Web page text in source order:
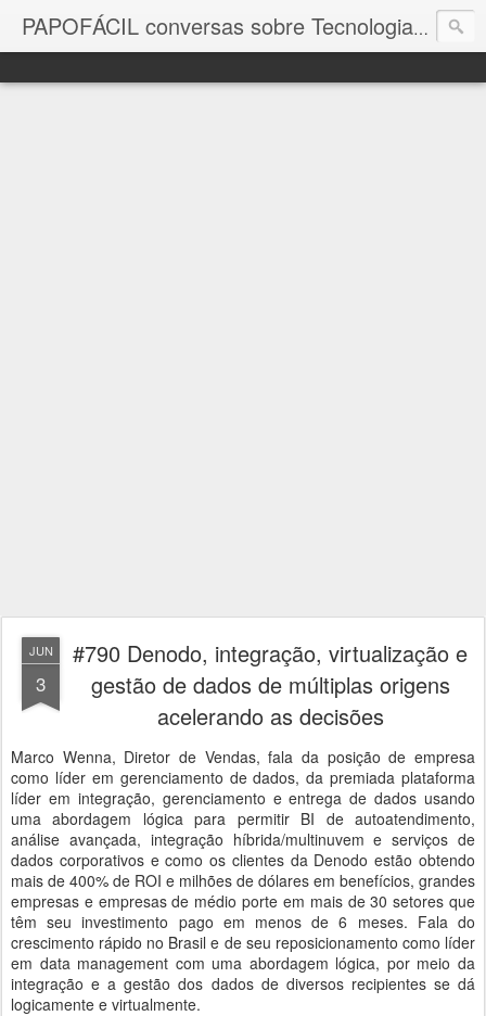
PAPOFÁCIL conversas sobre Tecnologiacom a
JUN
3
#790 Denodo, integração, virtualização e
gestão de dados de múltiplas origens
acelerando as decisões
Marco Wenna, Diretor de Vendas, fala da posição de empresa
como líder em gerenciamento de dados, da premiada plataforma
líder em integração, gerenciamento e entrega de dados usando
uma abordagem lógica para permitir BI de autoatendimento,
análise avançada, integração híbrida/multinuvem e serviços de
dados corporativos e como os clientes da Denodo estão obtendo
mais de 400% de ROI e milhões de dólares em benefícios, grandes
empresas e empresas de médio porte em mais de 30 setores que
têm seu investimento pago em menos de 6 meses. Fala do
crescimento rápido no Brasil e de seu reposicionamento como líder
em data management com uma abordagem lógica, por meio da
integração e a gestão dos dados de diversos recipientes se dá
logicamente e virtualmente.